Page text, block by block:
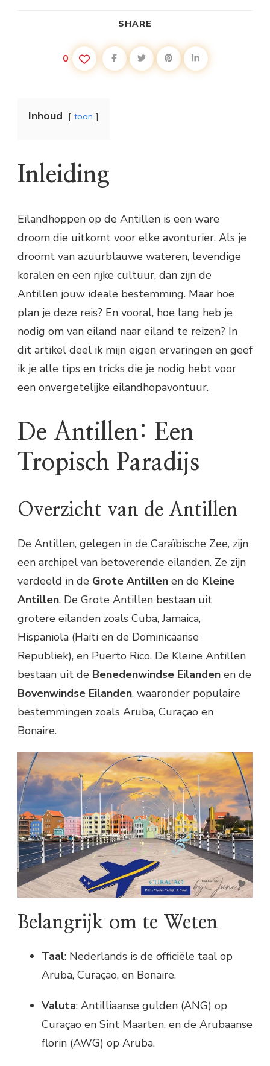
SHARE
0
Inhoud toon
Inleiding
Eilandhoppen op de Antillen is een ware
droom die uitkomt voor elke avonturier. Als je
droomt van azuurblauwe wateren, levendige
koralen en een rijke cultuur, dan zijn de
Antillen jouw ideale bestemming. Maar hoe
plan je deze reis? En vooral, hoe lang heb je
nodig om van eiland naar eiland te reizen? In
dit artikel deel ik mijn eigen ervaringen en geef
ik je alle tips en tricks die je nodig hebt voor
een onvergetelijke eilandhopavontuur.
De Antillen: Een
Tropisch Paradijs
Overzicht van de Antillen
De Antillen, gelegen in de Caraïbische Zee, zijn
een archipel van betoverende eilanden. Ze zijn
verdeeld in de Grote Antillen en de Kleine
Antillen. De Grote Antillen bestaan uit
grotere eilanden zoals Cuba, Jamaica,
Hispaniola (Haïti en de Dominicaanse
Republiek), en Puerto Rico. De Kleine Antillen
bestaan uit de Benedenwindse Eilanden en de
Bovenwindse Eilanden, waaronder populaire
bestemmingen zoals Aruba, Curaçao en
Bonaire.
Belangrijk om te Weten
Taal: Nederlands is de officiële taal op
Aruba, Curaçao, en Bonaire.
Valuta: Antilliaanse gulden (ANG) op
Curaçao en Sint Maarten, en de Arubaanse
florin (AWG) op Aruba.